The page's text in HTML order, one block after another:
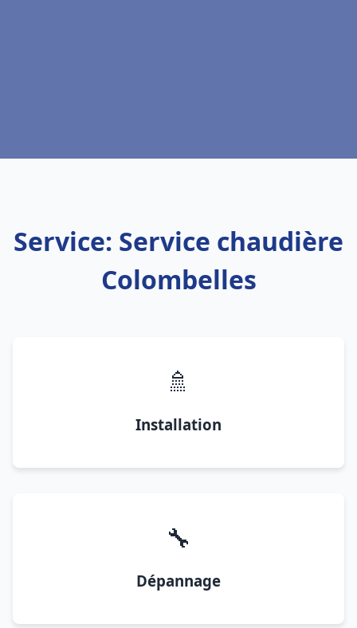
Service: Service chaudière
Colombelles
🚿
Installation
🔧
Dépannage